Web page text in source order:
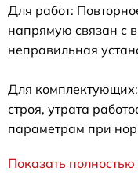
Для работ:
напрямую связан с
неправильная
Для
строя, утрата
параметрам при
Показать полностью